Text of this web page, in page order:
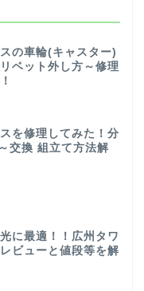
の車輪(キャスター)
ベット外し方～修理
を修理してみた！分
交換 組立て方法解
に最適！！広州タワ
ビューと値段等を解